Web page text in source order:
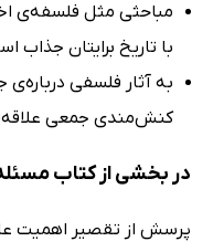
مباحثی مثل فلسفه‌ی
با تاریخ برایتان جذاب
به آثار فلسفی
کنش‌مندی جمعی
در بخشی از کتاب
پرسش از تقصیر اهمیت